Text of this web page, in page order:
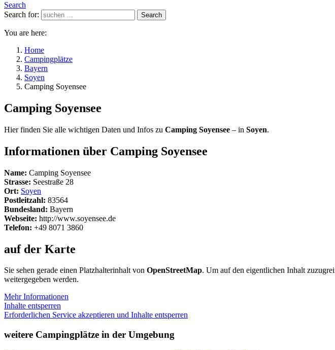
Search
Search for:
Search
You are here:
Home
Campingplätze
Bayern
Soyen
Camping Soyensee
Camping Soyensee
Hier finden Sie alle wichtigen Daten und Infos zu Camping Soyensee – in Soyen.
Informationen über Camping Soyensee
Name: Camping Soyensee
Strasse: Seestraße 28
Ort: Soyen
Postleitzahl: 83564
Bundesland: Bayern
Webseite: http://www.soyensee.de
Telefon: +49 8071 3860
auf der Karte
Sie sehen gerade einen Platzhalterinhalt von OpenStreetMap. Um auf den eigentlichen Inhalt
weitergegeben werden.
Mehr Informationen
Inhalte entsperren
Erforderlichen Service akzeptieren und Inhalte entsperren
weitere Campingplätze in der Umgebung